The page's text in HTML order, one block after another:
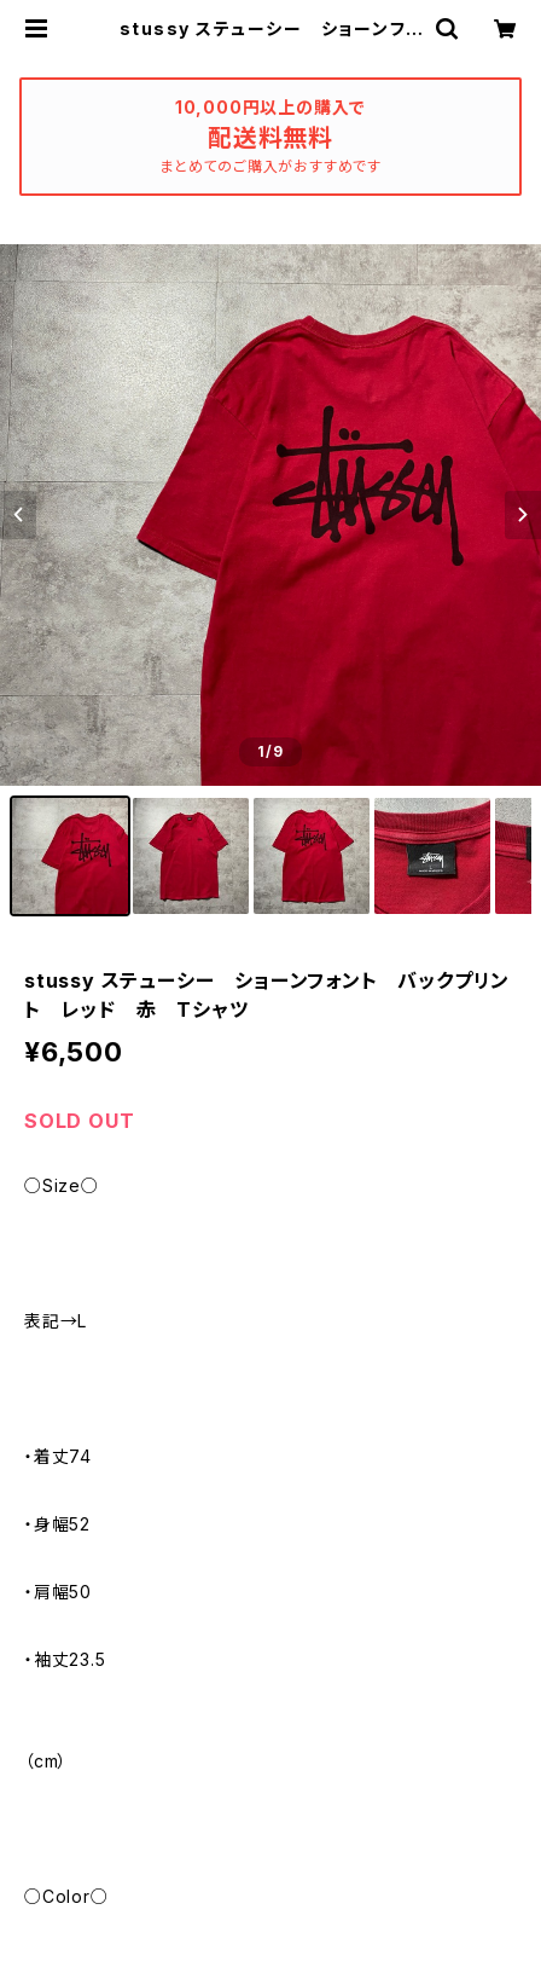
stussy ステューシー ショーンフォ
rsis
10,000円以上の購入で
配送料無料
まとめてのご購入がおすすめです
1/9
stussy ステューシー ショーンフォント バックプリン
ト レッド 赤 Tシャツ
¥6,500
SOLD OUT
○Size○
表記→L
・着丈74
・身幅52
・肩幅50
・袖丈23.5
（cm）
○Color○